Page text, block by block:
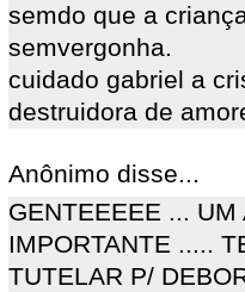
semdo que a
semvergonha.
cuidado gabriel a
destruidora de
Anônimo disse...
GENTEEEEE ...
IMPORTANTE .....
TUTELAR P/